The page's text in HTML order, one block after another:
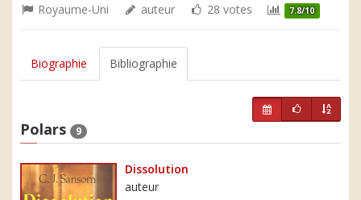
Royaume-Uni auteur 28 votes 7.8/10
Biographie Bibliographie
Polars 9
Dissolution
auteur